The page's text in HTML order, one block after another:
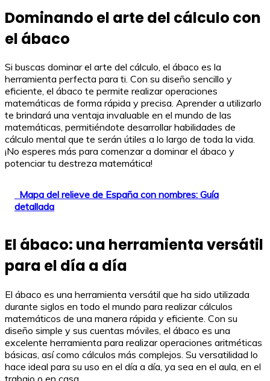
Dominando el arte del cálculo con
el ábaco
Si buscas dominar el arte del cálculo, el ábaco es la
herramienta perfecta para ti. Con su diseño sencillo y
eficiente, el ábaco te permite realizar operaciones
matemáticas de forma rápida y precisa. Aprender a utilizarlo
te brindará una ventaja invaluable en el mundo de las
matemáticas, permitiéndote desarrollar habilidades de
cálculo mental que te serán útiles a lo largo de toda la vida.
¡No esperes más para comenzar a dominar el ábaco y
potenciar tu destreza matemática!
Mapa del relieve de España con nombres: Guía
detallada
El ábaco: una herramienta versátil
para el día a día
El ábaco es una herramienta versátil que ha sido utilizada
durante siglos en todo el mundo para realizar cálculos
matemáticos de una manera rápida y eficiente. Con su
diseño simple y sus cuentas móviles, el ábaco es una
excelente herramienta para realizar operaciones aritméticas
básicas, así como cálculos más complejos. Su versatilidad lo
hace ideal para su uso en el día a día, ya sea en el aula, en el